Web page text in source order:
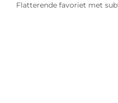
Flatterende favoriet met